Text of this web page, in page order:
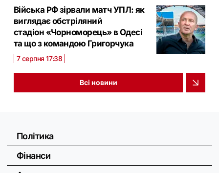
Війська РФ зірвали матч УПЛ: як
виглядає обстріляний
стадіон «Чорноморець» в Одесі
та що з командою Григорчука
7 серпня 17:38
Всі новини
Політика
Фінанси